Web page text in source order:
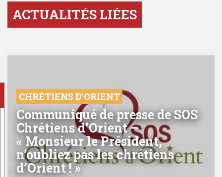
ACTUALITÉS LIÉES
CHRÉTIENS D'ORIENT
Communiqué de presse de SOS
Chrétiens d’Orient –
« Monsieur le Président,
n’oubliez pas les chrétiens
d’Orient ! »